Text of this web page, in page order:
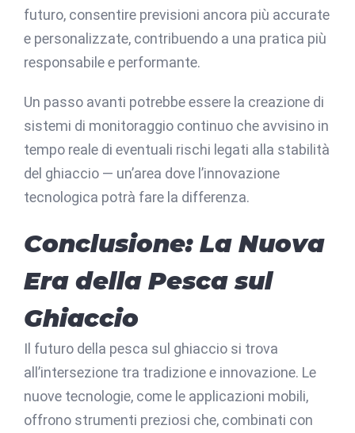
futuro, consentire previsioni ancora più accurate
e personalizzate, contribuendo a una pratica più
responsabile e performante.
Un passo avanti potrebbe essere la creazione di
sistemi di monitoraggio continuo che avvisino in
tempo reale di eventuali rischi legati alla stabilità
del ghiaccio — un’area dove l’innovazione
tecnologica potrà fare la differenza.
Conclusione: La Nuova
Era della Pesca sul
Ghiaccio
Il futuro della pesca sul ghiaccio si trova
all’intersezione tra tradizione e innovazione. Le
nuove tecnologie, come le applicazioni mobili,
offrono strumenti preziosi che, combinati con